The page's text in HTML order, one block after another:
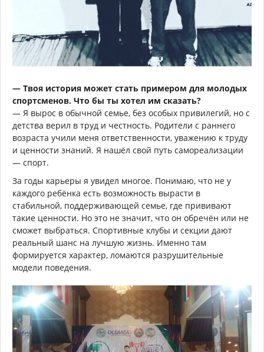
— Твоя история может стать примером для молодых
спортсменов. Что бы ты хотел им сказать?
— Я вырос в обычной семье, без особых привилегий, но с
детства верил в труд и честность. Родители с раннего
возраста учили меня ответственности, уважению к труду
и ценности знаний. Я нашёл свой путь самореализации
— спорт.
За годы карьеры я увидел многое. Понимаю, что не у
каждого ребёнка есть возможность вырасти в
стабильной, поддерживающей семье, где прививают
такие ценности. Но это не значит, что он обречён или не
сможет выбраться. Спортивные клубы и секции дают
реальный шанс на лучшую жизнь. Именно там
формируется характер, ломаются разрушительные
модели поведения.